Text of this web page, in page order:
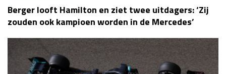
GP AZERBEIDZJAN 2026 24 - 26 sep
Berger looft Hamilton en ziet twee uitdagers: ‘Zij
zouden ook kampioen worden in de Mercedes’